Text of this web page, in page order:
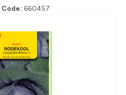
Code: 660457